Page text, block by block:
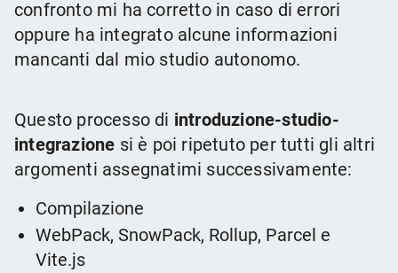
confronto mi ha corretto in caso di errori
oppure ha integrato alcune informazioni
mancanti dal mio studio autonomo.
Questo processo di introduzione-studio-
integrazione si è poi ripetuto per tutti gli altri
argomenti assegnatimi successivamente:
Compilazione
WebPack, SnowPack, Rollup, Parcel e
Vite.js